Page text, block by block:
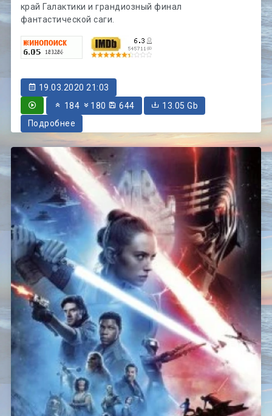
край Галактики и грандиозный финал
фантастической саги.
19.03.2020 21:03
184
180 644
13.05 Gb
Подробнее